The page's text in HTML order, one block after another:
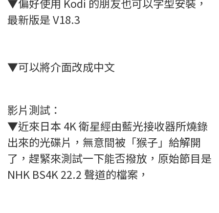
最新版是 V18.3
▼可以將介面改成中文
影片測試：
▼近來日本 4K 衛星經由藍光接收器所燒錄
出來的光碟片，無意間被「猴子」給解開
了，趕緊來測試一下能否撥放，原始節目是
NHK BS4K 22.2 聲道的檔案，